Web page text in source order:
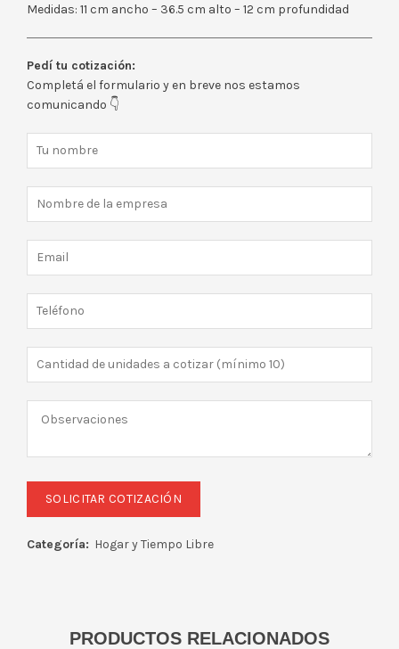
Medidas: 11 cm ancho – 36.5 cm alto – 12 cm profundidad
Pedí tu cotización:
Completá el formulario y en breve nos estamos
comunicando 👇
Categoría: Hogar y Tiempo Libre
PRODUCTOS RELACIONADOS